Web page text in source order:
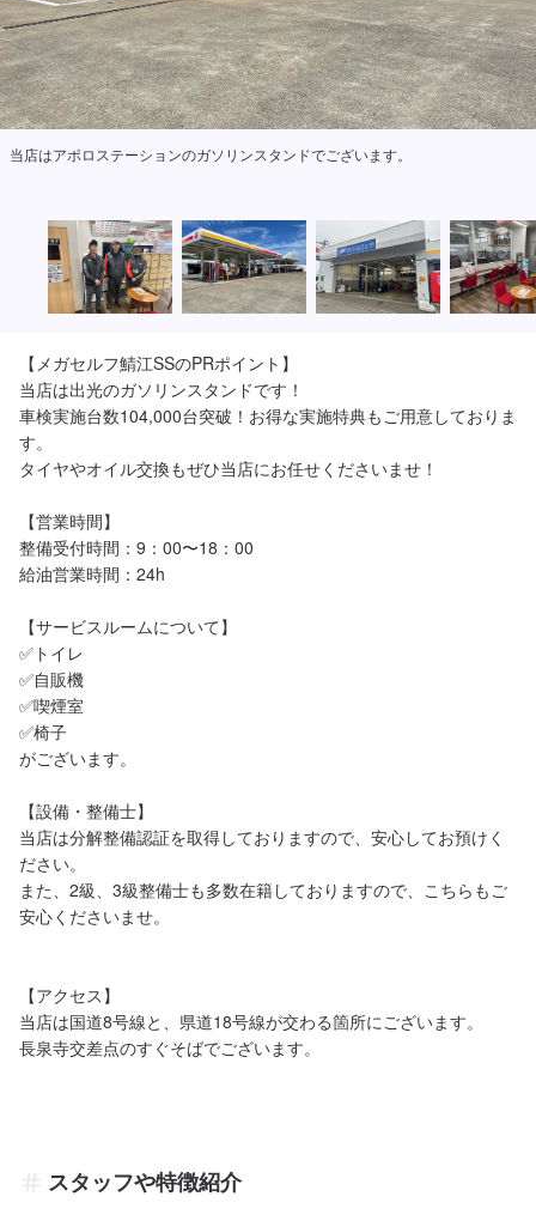
当店はアポロステーションのガソリンスタンドでございます。
【メガセルフ鯖江SSのPRポイント】
当店は出光のガソリンスタンドです！
車検実施台数104,000台突破！お得な実施特典もご用意しておりま
す。
タイヤやオイル交換もぜひ当店にお任せくださいませ！
【営業時間】
整備受付時間：9：00〜18：00
給油営業時間：24h
【サービスルームについて】
✅トイレ
✅自販機
✅喫煙室
✅椅子
がございます。
【設備・整備士】
当店は分解整備認証を取得しておりますので、安心してお預けく
ださい。
また、2級、3級整備士も多数在籍しておりますので、こちらもご
安心くださいませ。
【アクセス】
当店は国道8号線と、県道18号線が交わる箇所にございます。
長泉寺交差点のすぐそばでございます。
スタッフや特徴紹介